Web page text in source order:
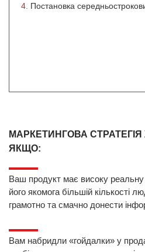
4. Постановка
МАРКЕТИНГОВА
ЯКЩО:
Ваш продукт має високу реальну
його якомога більшій кількості
грамотно та смачно донести
Вам набридли «гойдалки» у